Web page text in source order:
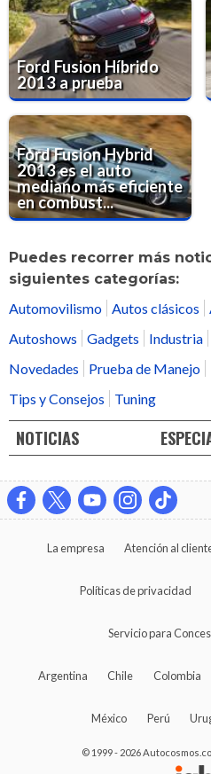
Ford Fusion Híbrido
2013 a prueba
Ford Fusion Hybrid
2013 es el auto
mediano más eficiente
en combust...
Puedes recorrer más
siguientes categorías:
Automovilismo
Autos clásicos
Autoshows
Gadgets Industria
Novedades
Prueba de Manejo
Tips y Consejos
Tuning
NOTICIAS
La empresa Atención al
Políticas de privacidad
Servicio para
Argentina Chile Colombia
México Perú
© 1999 - 2026